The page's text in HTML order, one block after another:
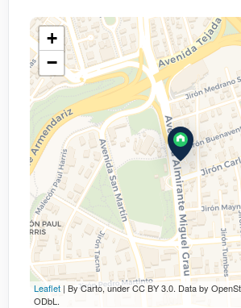
+
−
Leaflet | By Carto, under CC BY 3.0. Data by
ODbL.